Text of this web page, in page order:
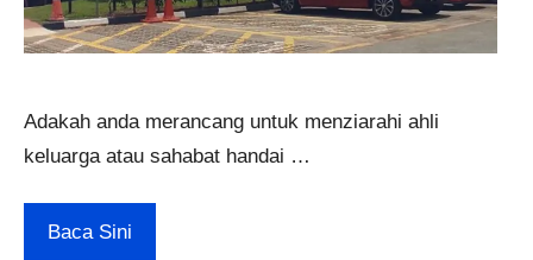
Adakah anda merancang untuk menziarahi ahli
keluarga atau sahabat handai …
Baca Sini